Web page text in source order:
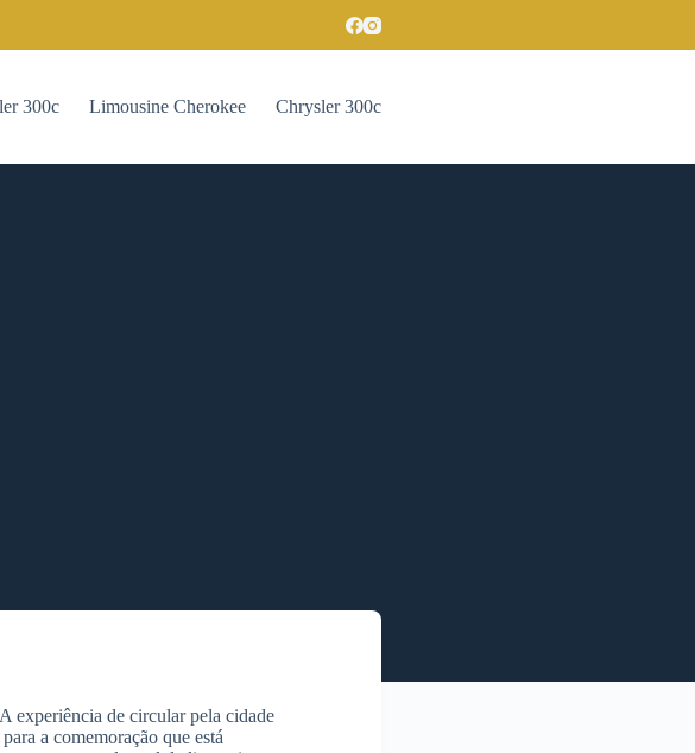
300c Limousine Cherokee Chrysler 300c
experiência de circular pela cidade
a comemoração que está